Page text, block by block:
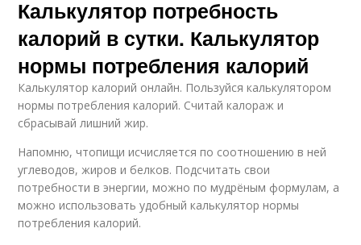
Калькулятор потребность
калорий в сутки. Калькулятор
нормы потребления калорий
Калькулятор калорий онлайн. Пользуйся калькулятором
нормы потребления калорий. Считай калораж и
сбрасывай лишний жир.
Напомню, чтопищи исчисляется по соотношению в ней
углеводов, жиров и белков. Подсчитать свои
потребности в энергии, можно по мудрёным формулам, а
можно использовать удобный калькулятор нормы
потребления калорий.